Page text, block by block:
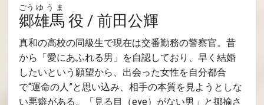
郷
ごう
雄馬
ゆうま
役 / 前田公輝
真和の高校の同級生で現在は交番勤務の警察官。昔
から「愛にあふれる男」を自認しており、早く結婚
したいという願望から、出会った女性を自分都合
で“運命の人”と思い込み、相手の本質を見ようとしな
い悪癖がある。「見る目（eye）がない男」と揶揄さ